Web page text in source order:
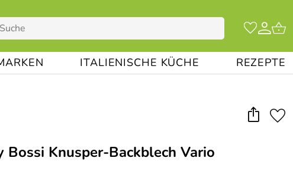
ITALIENISCHE KÜCHE REZEPTE
Bossi Knusper-Backblech Vario